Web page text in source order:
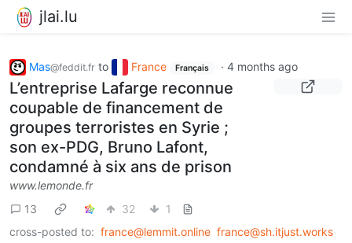
jlai.lu
Mas@feddit.fr to France Français · 4 months ago
L’entreprise Lafarge reconnue
coupable de financement de
groupes terroristes en Syrie ;
son ex-PDG, Bruno Lafont,
condamné à six ans de prison
www.lemonde.fr
13
32
1
cross-posted to: france@lemmit.online france@sh.itjust.works